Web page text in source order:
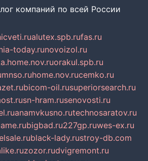
компаний по всей России
alutex.spb.rufas.ru
today.runovoizol.ru
orakul.spb.ru
mnso.ruhome.nov.rucemko.ru
bicom-oil.rusuperiorsearch.ru
sn-hram.rusenovosti.ru
anamvkusno.rutechnosaratov.ru
bigbad.ru227gp.ruwes-ex.ru
black-lady.rustroy-db.com
zozor.rudvigremont.ru